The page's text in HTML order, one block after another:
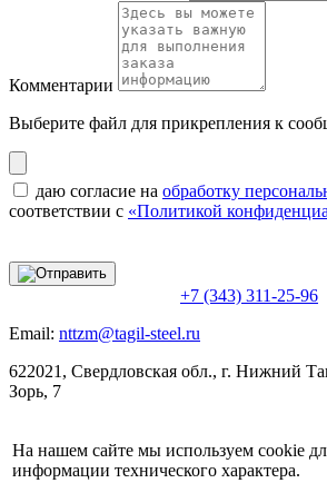
Комментарии
Выберите файл для прикрепления к
даю согласие на обработку
соответствии с «Политикой
+7 (343) 311-25-96
Email: nttzm@tagil-steel.ru
622021, Свердловская обл., г. Нижний
Зорь, 7
На нашем сайте мы используем cookie
информации технического характера.